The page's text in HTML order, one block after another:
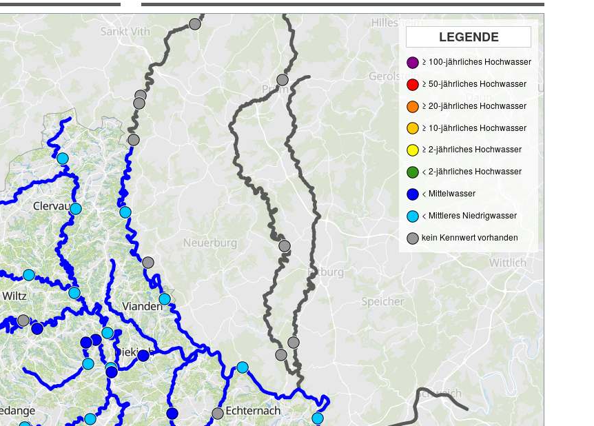
LEGENDE
≥ 100-jährliches Hochwasser
≥ 50-jährliches Hochwasser
≥ 20-jährliches Hochwasser
≥ 10-jährliches Hochwasser
≥ 2-jährliches Hochwasser
< 2-jährliches Hochwasser
< Mittelwasser
< Mittleres Niedrigwasser
kein Kennwert vorhanden